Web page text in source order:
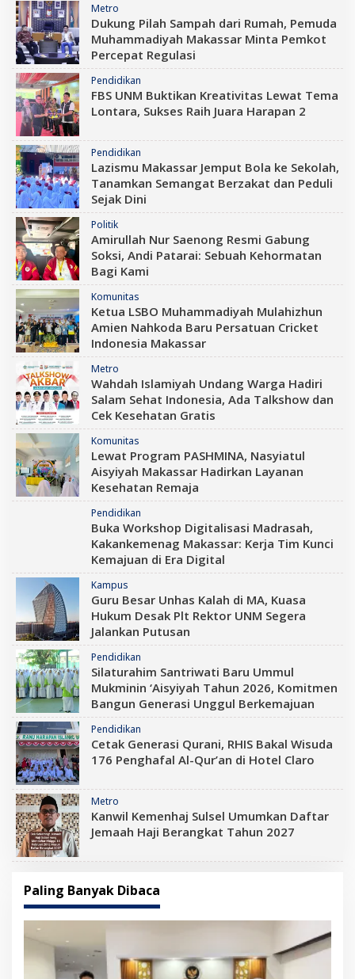
Metro
Dukung Pilah Sampah dari Rumah, Pemuda
Muhammadiyah Makassar Minta Pemkot
Percepat Regulasi
Pendidikan
FBS UNM Buktikan Kreativitas Lewat Tema
Lontara, Sukses Raih Juara Harapan 2
Pendidikan
Lazismu Makassar Jemput Bola ke Sekolah,
Tanamkan Semangat Berzakat dan Peduli
Sejak Dini
Politik
Amirullah Nur Saenong Resmi Gabung
Soksi, Andi Patarai: Sebuah Kehormatan
Bagi Kami
Komunitas
Ketua LSBO Muhammadiyah Mulahizhun
Amien Nahkoda Baru Persatuan Cricket
Indonesia Makassar
Metro
Wahdah Islamiyah Undang Warga Hadiri
Salam Sehat Indonesia, Ada Talkshow dan
Cek Kesehatan Gratis
Komunitas
Lewat Program PASHMINA, Nasyiatul
Aisyiyah Makassar Hadirkan Layanan
Kesehatan Remaja
Pendidikan
Buka Workshop Digitalisasi Madrasah,
Kakankemenag Makassar: Kerja Tim Kunci
Kemajuan di Era Digital
Kampus
Guru Besar Unhas Kalah di MA, Kuasa
Hukum Desak Plt Rektor UNM Segera
Jalankan Putusan
Pendidikan
Silaturahim Santriwati Baru Ummul
Mukminin ‘Aisyiyah Tahun 2026, Komitmen
Bangun Generasi Unggul Berkemajuan
Pendidikan
Cetak Generasi Qurani, RHIS Bakal Wisuda
176 Penghafal Al-Qur’an di Hotel Claro
Metro
Kanwil Kemenhaj Sulsel Umumkan Daftar
Jemaah Haji Berangkat Tahun 2027
Paling Banyak Dibaca